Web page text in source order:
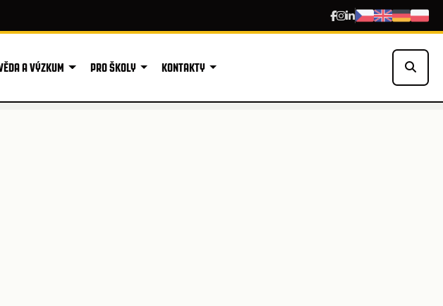
A VÝZKUM PRO ŠKOLY KONTAKTY